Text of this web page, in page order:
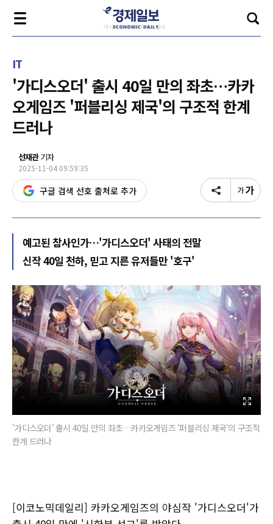
IT
'가디스오더' 출시 40일 만의 좌초…카카
오게임즈 '퍼블리싱 제국'의 구조적 한계
드러나
선재관기자
2025-11-04 09:59:35
구글 검색 선호 출처로 추가
예고된 참사인가…'가디스오더' 사태의 전말
신작 40일 천하, 믿고 지른 유저들만 '호구'
'가디스오더' 출시 40일 만의 좌초…카카오게임즈 '퍼블리싱 제국'의 구조적
한계 드러나
[이코노믹데일리] 카카오게임즈의 야심작 '가디스오더'가